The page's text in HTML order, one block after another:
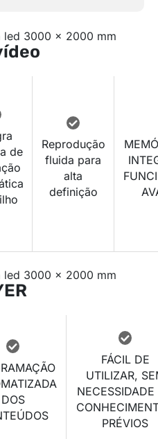
de
Reprodução
fluida para
alta
definição
DOS
FÁCIL DE
UTILIZAR,
NECESSIDADE
PRÉVIOS